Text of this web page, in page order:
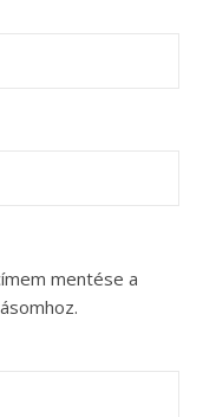
mentése a